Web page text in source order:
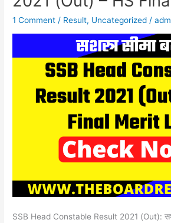
1 Comment / Result, Uncategorized /
SSB Head Constable Result 2021 (Out):
Constable
Result
2021